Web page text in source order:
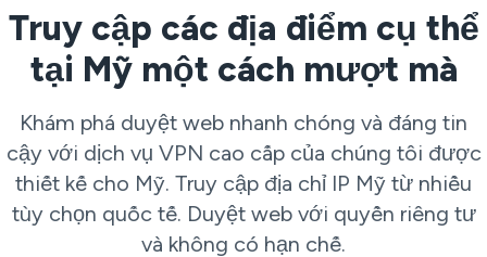
Truy cập các địa điểm cụ thể
tại Mỹ một cách mượt mà
Khám phá duyệt web nhanh chóng và đáng tin
cậy với dịch vụ VPN cao cấp của chúng tôi được
thiết kế cho Mỹ. Truy cập địa chỉ IP Mỹ từ nhiều
tùy chọn quốc tế. Duyệt web với quyền riêng tư
và không có hạn chế.